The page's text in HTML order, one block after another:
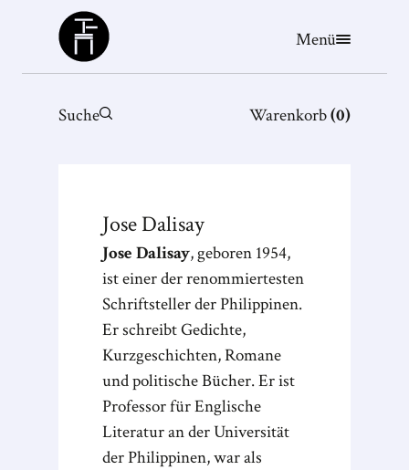
Büchergilde
Menü
Suche Warenkorb(0)
JoseDalisay
Jose Dalisay, geboren 1954,
ist einer der renommiertesten
Schriftsteller der Philippinen.
Er schreibt Gedichte,
Kurzgeschichten, Romane
und politische Bücher. Er ist
Professor für Englische
Literatur an der Universität
der Philippinen, war als